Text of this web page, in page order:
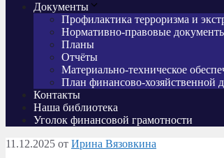
Документы
Профилактика терроризма и
Нормативно-правовые
Планы
Отчёты
Материально-техническое
План финансово-хозяйственной
Контакты
Наша библиотека
Уголок финансовой грамотности
11.12.2025 от Ирина Вязовкина